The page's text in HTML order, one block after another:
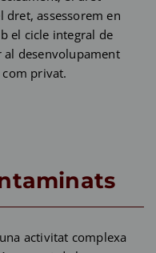
dret, assessorem en
el cicle integral de
al desenvolupament
com privat.
activitat complexa